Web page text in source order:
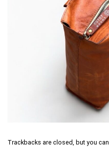
Trackbacks are closed, but you can